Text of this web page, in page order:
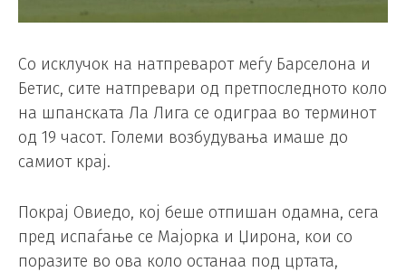
Со исклучок на натпреварот меѓу Барселона и
Бетис, сите натпревари од претпоследното коло
на шпанската Ла Лига се одиграа во терминот
од 19 часот. Големи возбудувања имаше до
самиот крај.
Покрај Овиедо, кој беше отпишан одамна, сега
пред испаѓање се Мајорка и Џирона, кои со
поразите во ова коло останаа под цртата,